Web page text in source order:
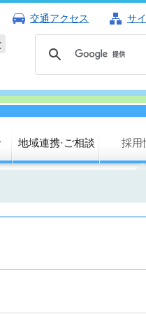
交通アクセス サ
地域連携·ご相談 採用